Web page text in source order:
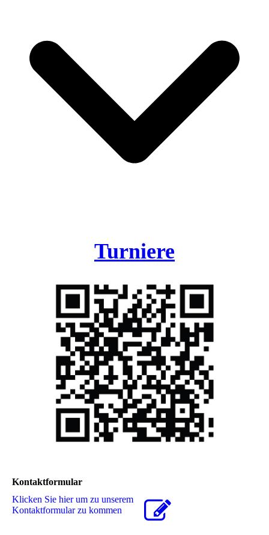
Turniere
Kontaktformular
Klicken Sie hier um zu unserem
Kon­takt­for­mu­lar zu kommen